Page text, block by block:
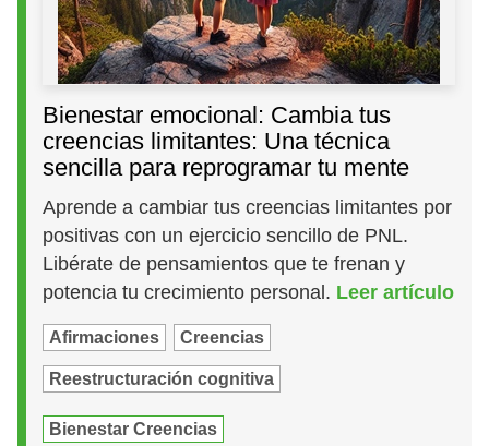
Bienestar emocional: Cambia tus
creencias limitantes: Una técnica
sencilla para reprogramar tu mente
Aprende a cambiar tus creencias limitantes por
positivas con un ejercicio sencillo de PNL.
Libérate de pensamientos que te frenan y
potencia tu crecimiento personal. Leer artículo
Afirmaciones Creencias
Reestructuración cognitiva
Bienestar Creencias